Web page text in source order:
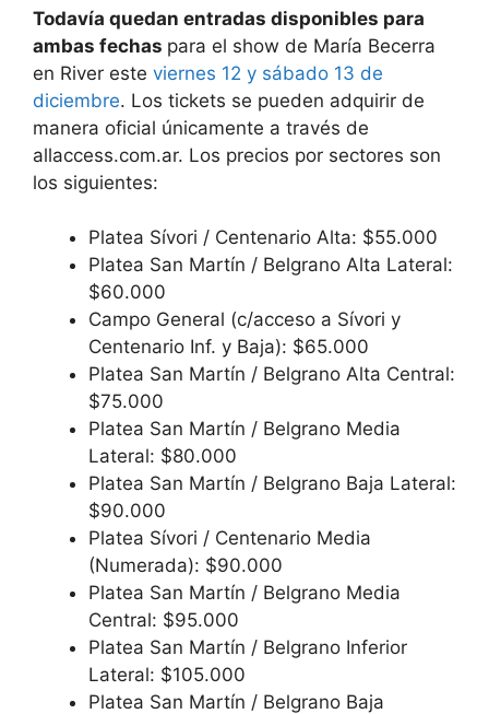
Todavía quedan entradas disponibles para
ambas fechas para el show de María Becerra
en River este viernes 12 y sábado 13 de
diciembre. Los tickets se pueden adquirir de
manera oficial únicamente a través de
allaccess.com.ar. Los precios por sectores son
los siguientes:
Platea Sívori / Centenario Alta: $55.000
Platea San Martín / Belgrano Alta Lateral:
$60.000
Campo General (c/acceso a Sívori y
Centenario Inf. y Baja): $65.000
Platea San Martín / Belgrano Alta Central:
$75.000
Platea San Martín / Belgrano Media
Lateral: $80.000
Platea San Martín / Belgrano Baja Lateral:
$90.000
Platea Sívori / Centenario Media
(Numerada): $90.000
Platea San Martín / Belgrano Media
Central: $95.000
Platea San Martín / Belgrano Inferior
Lateral: $105.000
Platea San Martín / Belgrano Baja